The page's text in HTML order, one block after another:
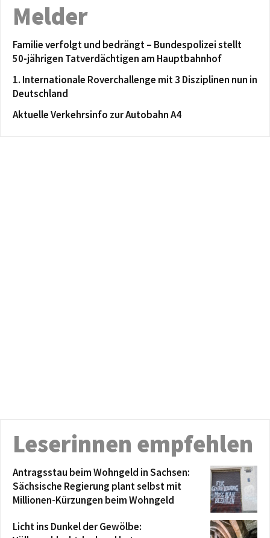
Melder
Familie verfolgt und bedrängt – Bundespolizei stellt
50-jährigen Tatverdächtigen am Hauptbahnhof
1. Internationale Roverchallenge mit 3 Disziplinen nun in
Deutschland
Aktuelle Verkehrsinfo zur Autobahn A4
Leserinnen empfehlen
Antragsstau beim Wohngeld in Sachsen:
Sächsische Regierung plant selbst mit
Millionen-Kürzungen beim Wohngeld
Licht ins Dunkel der Gewölbe: